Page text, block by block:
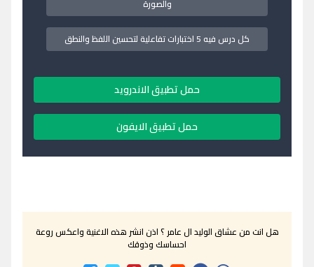
والصورة
كل درس فيه 5 اختبارات تفاعلية لتحسين اللفظ والنطق
حمل تطبيق الاندرويد
حمل تطبيق الايفون
هل انت من عشاق الوليد ال عامر ؟ اذن انشر هذه الاغنية واعكس روعة
احساسك وذوقك